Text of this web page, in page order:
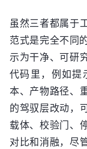
虽然三者都属于
范式是完全不同
示为干净、可研
代码里，例如提
本、产物路径、
的驾驭层改动，
载体、校验门、
对比和消融，尽